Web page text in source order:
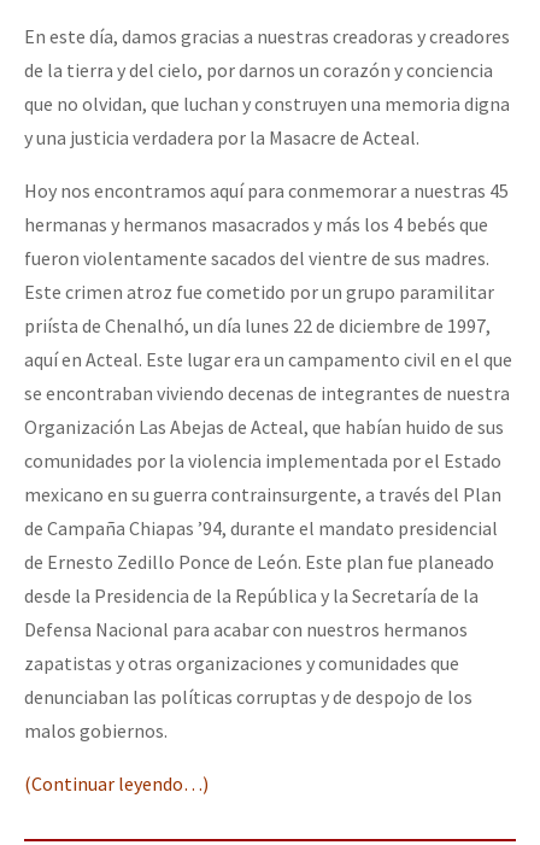
En este día, damos gracias a nuestras creadoras y creadores
de la tierra y del cielo, por darnos un corazón y conciencia
que no olvidan, que luchan y construyen una memoria digna
y una justicia verdadera por la Masacre de Acteal.
Hoy nos encontramos aquí para conmemorar a nuestras 45
hermanas y hermanos masacrados y más los 4 bebés que
fueron violentamente sacados del vientre de sus madres.
Este crimen atroz fue cometido por un grupo paramilitar
priísta de Chenalhó, un día lunes 22 de diciembre de 1997,
aquí en Acteal. Este lugar era un campamento civil en el que
se encontraban viviendo decenas de integrantes de nuestra
Organización Las Abejas de Acteal, que habían huido de sus
comunidades por la violencia implementada por el Estado
mexicano en su guerra contrainsurgente, a través del Plan
de Campaña Chiapas ’94, durante el mandato presidencial
de Ernesto Zedillo Ponce de León. Este plan fue planeado
desde la Presidencia de la República y la Secretaría de la
Defensa Nacional para acabar con nuestros hermanos
zapatistas y otras organizaciones y comunidades que
denunciaban las políticas corruptas y de despojo de los
malos gobiernos.
(Continuar leyendo…)